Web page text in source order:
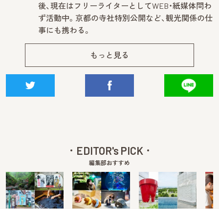
後、現在はフリーライターとしてWEB・紙媒体問わ
ず活動中。京都の寺社特別公開など、観光関係の仕
事にも携わる。
もっと見る
EDITOR's PICK
編集部おすすめ